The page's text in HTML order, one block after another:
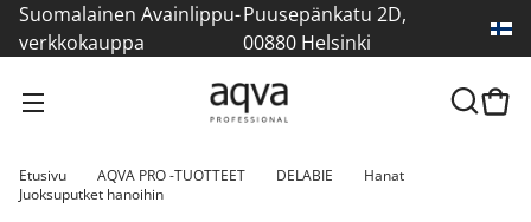
Suomalainen Avainlippu-
verkkokauppa
Puusepänkatu 2D,
00880 Helsinki
Etusivu AQVA PRO -TUOTTEET DELABIE
Hanat
Juoksuputket hanoihin